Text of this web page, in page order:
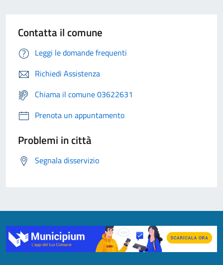
Contatta il comune
Leggi le domande frequenti
Richiedi Assistenza
Chiama il comune 03622631
Prenota un appuntamento
Problemi in città
Segnala disservizio